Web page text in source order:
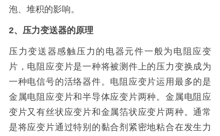
泡、堆积的影响。
2、压力变送器的原理
压力变送器感触压力的电器元件一般为电阻应变
片，电阻应变片是一种将被测件上的压力变换成为
一种电信号的活络器件。电阻应变片运用最多的是
金属电阻应变片和半导体应变片两种。金属电阻应
变片又有丝状应变片和金属箔状应变片两种。通常
是将应变片通过特别的黏合剂紧密地粘合在发生力